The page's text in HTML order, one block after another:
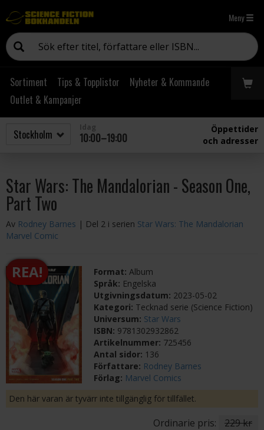
Meny
Sortiment Tips & Topplistor
Nyheter & Kommande
Outlet & Kampanjer
10:00–19:00
Öppettider
och adresser
Star Wars: The Mandalorian - Season One,
Part Two
Av Rodney Barnes | Del 2 i serien Star Wars: The Mandalorian
Marvel Comic
REA! Format:Album
Språk: Engelska
Utgivningsdatum: 2023-05-02
Kategori: Tecknad serie (Science Fiction)
Universum: Star Wars
ISBN: 9781302932862
Artikelnummer: 725456
Antal sidor: 136
Författare: Rodney Barnes
Förlag: Marvel Comics
Den här varan är tyvärr inte tillgänglig för tillfället.
Ordinarie pris: 229 kr